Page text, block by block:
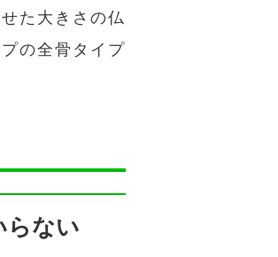
た大きさの仏
の全骨タイプ
らない